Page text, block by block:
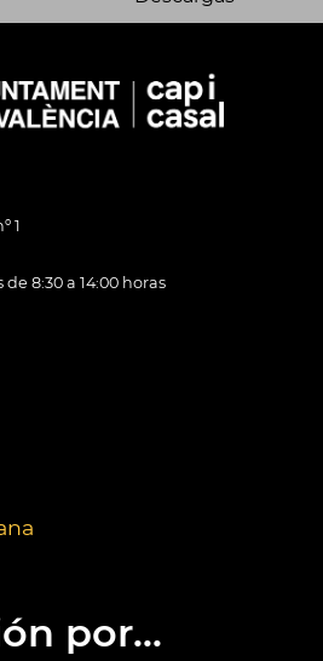
1
8:30 a 14:00 horas
por...